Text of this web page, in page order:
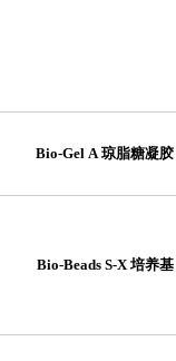
Bio-Gel A 琼脂糖凝胶
Bio-Beads S-X 培养基